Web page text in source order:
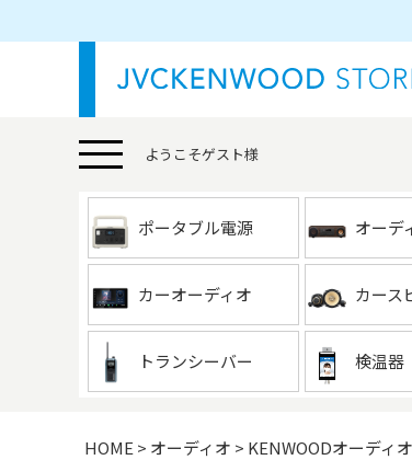
ようこそゲスト様
ポータブル電源 オーデ
カーオーディオ カース
トランシーバー 検温器
HOME オーディオ KENWOODオーディオ